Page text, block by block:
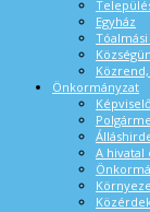
Egyház
Önkormányzat
A hivatal